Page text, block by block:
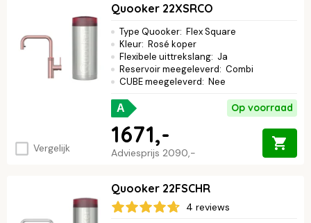
Vergelijk
Quooker 22XSRCO
Type Quooker: Flex Square
Kleur: Rosé koper
Flexibele uittrekslang: Ja
Reservoir meegeleverd: Combi
CUBE meegeleverd: Nee
A Op voorraad
Adviesprijs 2090,-
1671,-
Quooker 22FSCHR
4 reviews